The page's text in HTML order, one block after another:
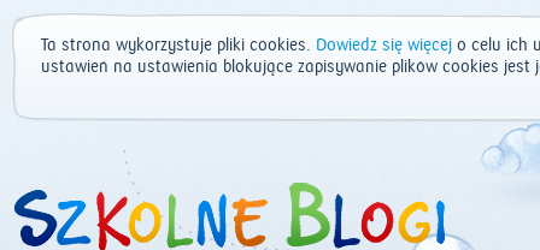
Ta strona wykorzystuje pliki cookies. Dowiedz się więcej o celu ich
ustawień na ustawienia blokujące zapisywanie plików cookies